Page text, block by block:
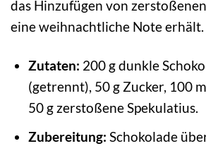
das Hinzufügen von
eine weihnachtliche Note erhält.
Zutaten: 200 g dunkle
(getrennt), 50 g Zucker, 100
50 g zerstoßene Spekulatius.
Zubereitung: Schokolade